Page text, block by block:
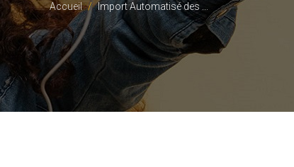
Accueil Import Automatisé des ...